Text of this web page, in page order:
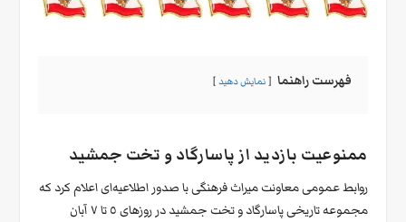
فهرست راهنما نمایش دهید
ممنوعیت بازدید از پاسارگاد و تخت جمشید
روابط عمومی معاونت میراث فرهنگی با صدور اطلاعیه‌ای اعلام کرد که
مجموعه تاریخی پاسارگاد و تخت جمشید در روزهای ٥ تا ٧ آبان